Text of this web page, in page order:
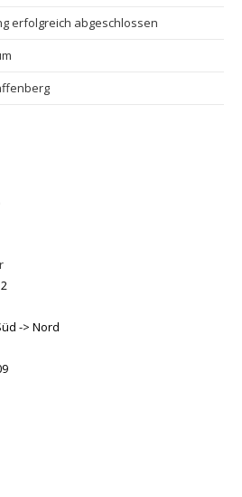
erfolgreich abgeschlossen
-> Nord